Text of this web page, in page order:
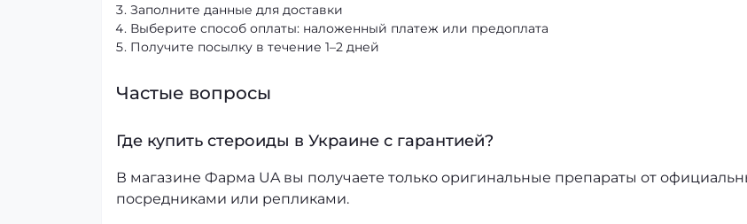
Заполните данные для доставки
Выберите способ оплаты: наложенный платеж или предоплата
Получите посылку в течение 1–2 дней
Частые вопросы
Где купить стероиды в Украине с гарантией?
В магазине Фарма UA вы получаете только оригинальные препараты от
посредниками или репликами.